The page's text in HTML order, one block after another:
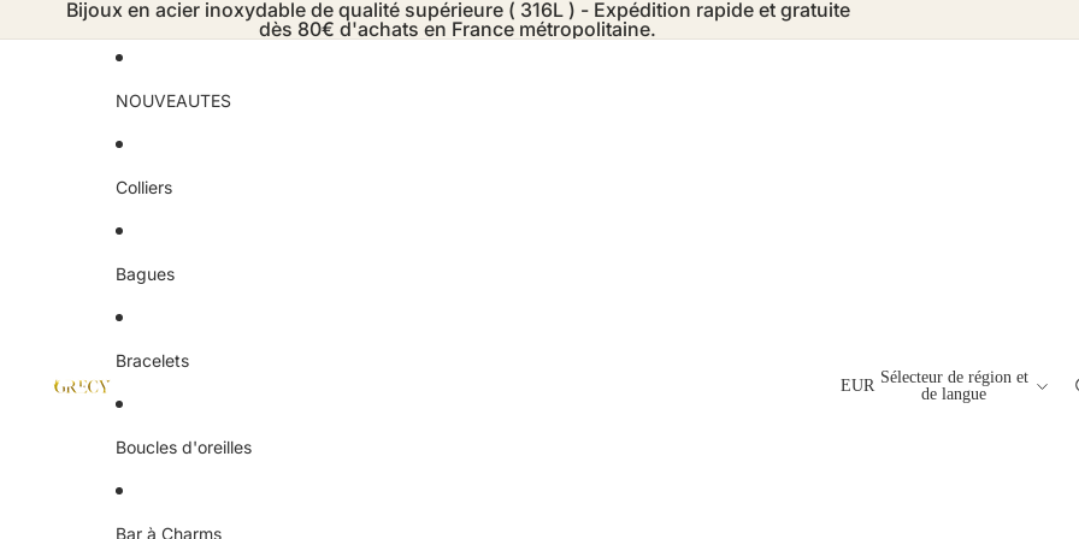
Bijoux en acier inoxydable de qualité supérieure ( 316L ) - Expédition rapide et gratuite
dès 80€ d'achats en France métropolitaine.
NOUVEAUTES
Colliers
Bagues
Bracelets
Boucles d'oreilles
Bar à Charms
EUR Sélecteur de région et
de langue